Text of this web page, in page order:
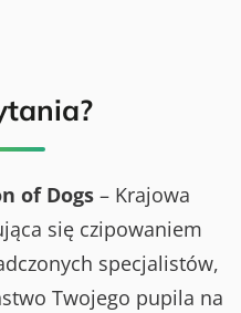
of Dogs– Krajowa
się czipowaniem
specjalistów,
Twojego pupila na